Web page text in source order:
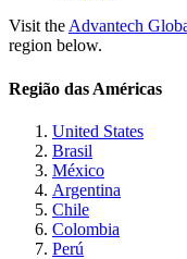
Visit the Advantech
region below.
Região das Américas
United States
Brasil
México
Argentina
Chile
Colombia
Perú